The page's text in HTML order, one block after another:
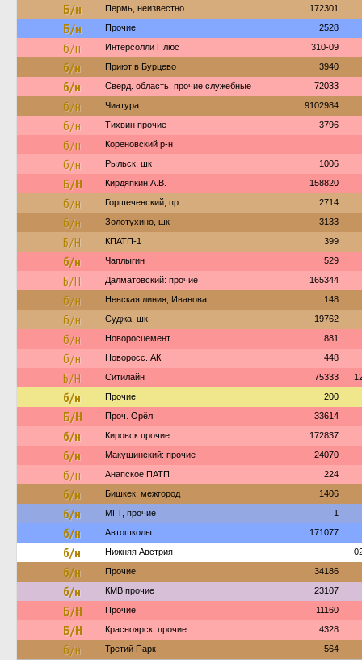
Б/н Пермь, неизвестно 172301
Б/н Прочие 2528
б/н Интерсолли Плюс 310-09
б/н Приют в Бурцево 3940
б/н Сверд. область: прочие служебные 72033
б/н Чиатура 9102984
б/н Тихвин прочие 3796
б/н Кореновский р-н
б/н Рыльск, шк 1006
Б/Н Кирдяпкин А.В. 158820
б/н Горшеченский, пр 2714
б/н Золотухино, шк 3133
Б/Н КПАТП-1 399
б/н Чаплыгин 529
Б/Н Далматовский: прочие 165344
б/н Невская линия, Иванова 148
б/н Суджа, шк 19762
б/н Новоросцемент 881
б/н Новоросс. АК 448
Б/Н Ситилайн 75333
б/н Прочие 200
Б/Н Проч. Орёл 33614
б/н Кировск прочие 172837
б/н Макушинский: прочие 24070
б/н Анапское ПАТП 224
б/н Бишкек, межгород 1406
б/н МГТ, прочие 1
б/н Автошколы 171077
б/н Нижняя Австрия
б/н Прочие 34186
б/н КМВ прочие 23107
Б/Н Прочие 11160
Б/Н Красноярск: прочие 4328
б/н Третий Парк 564